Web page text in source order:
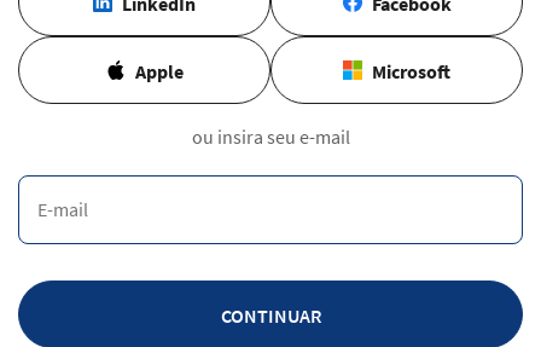
Apple Microsoft
ou insira seu e-mail
CONTINUAR